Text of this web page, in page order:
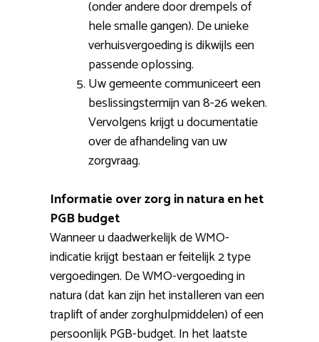
(onder andere door drempels of
hele smalle gangen). De unieke
verhuisvergoeding is dikwijls een
passende oplossing.
Uw gemeente communiceert een
beslissingstermijn van 8-26 weken.
Vervolgens krijgt u documentatie
over de afhandeling van uw
zorgvraag.
Informatie over zorg in natura en het
PGB budget
Wanneer u daadwerkelijk de WMO-
indicatie krijgt bestaan er feitelijk 2 type
vergoedingen. De WMO-vergoeding in
natura (dat kan zijn het installeren van een
traplift of ander zorghulpmiddelen) of een
persoonlijk PGB-budget. In het laatste